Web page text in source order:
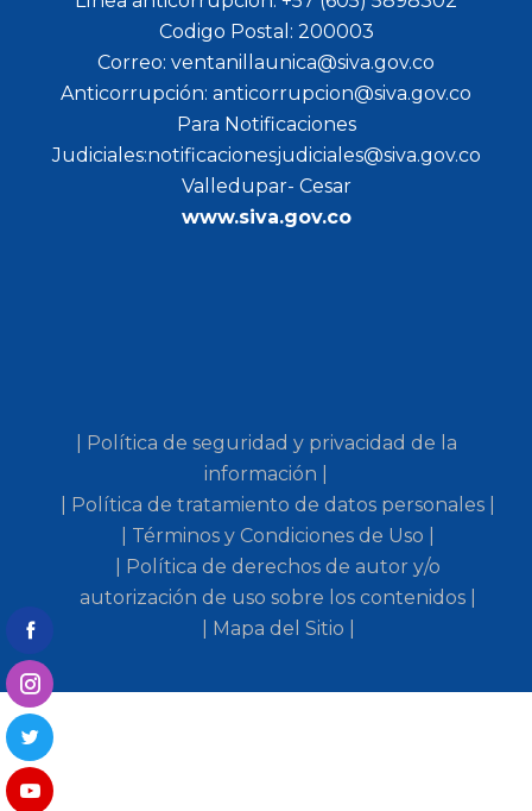
Codigo Postal: 200003
Correo: ventanillaunica@siva.gov.co
Anticorrupción: anticorrupcion@siva.gov.co
Para Notificaciones
Judiciales:notificacionesjudiciales@siva.gov.co
Valledupar- Cesar
www.siva.gov.co
| Política de seguridad y privacidad de la
información |
| Política de tratamiento de datos personales |
| Términos y Condiciones de Uso |
| Política de derechos de autor y/o
autorización de uso sobre los contenidos |
| Mapa del Sitio |